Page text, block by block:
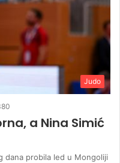
Judo
a Nina Simić
dana probila led u Mongoliji